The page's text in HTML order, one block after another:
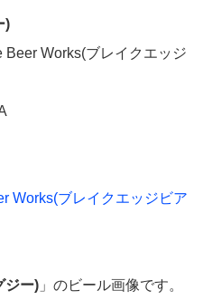
)
Works(ブレイクエッジ
Works(ブレイクエッジビア
ジー) 」のビール画像です。